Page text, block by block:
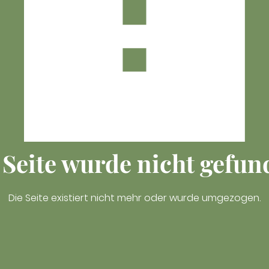
wurde nicht
Die Seite existiert nicht mehr oder wurde umgezogen.